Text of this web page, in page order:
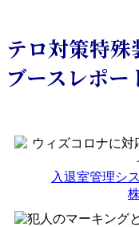
テロ対策特殊
ブースレポー
入退室管理シ